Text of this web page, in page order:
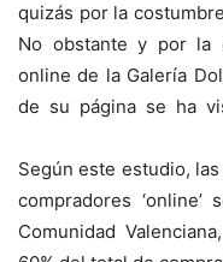
quizás por la
No obstante y por la
online de la Galería
de su página se ha
Según este estudio,
compradores ‘online’
Comunidad